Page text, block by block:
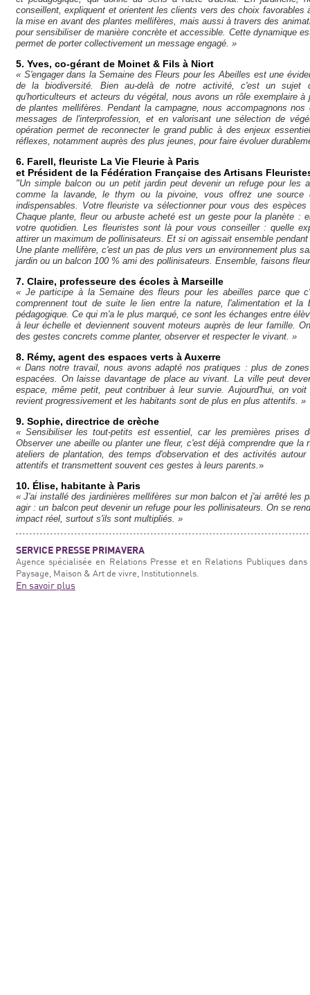
conseillent, expliquent et orientent les clients vers des choix
la mise en avant des plantes mellifères, mais aussi à travers des
pour sensibiliser de manière concrète et accessible. Cette dynamique
permet de porter collectivement un message engagé. »
5. Yves, co-gérant de Moinet & Fils à Niort
« S'engager dans la Semaine des Fleurs pour les Abeilles est une
de la biodiversité. Bien au-delà de notre activité, c'est un sujet
qu'horticulteurs et acteurs du végétal, nous avons un rôle exemplaire
de plantes mellifères. Pendant la campagne, nous accompagnons
messages de l'interprofession, et en valorisant une sélection de
opération permet de reconnecter le grand public à des enjeux
réflexes, notamment auprès des plus jeunes, pour faire évoluer
6. Farell, fleuriste La Vie Fleurie à Paris
et Président de la Fédération Française des Artisans
"Un simple balcon ou un petit jardin peut devenir un refuge pour les
comme la lavande, le thym ou la pivoine, vous offrez une source
indispensables. Votre fleuriste va sélectionner pour vous des
Chaque plante, fleur ou arbuste acheté est un geste pour la planète :
votre quotidien. Les fleuristes sont là pour vous conseiller : quelle
attirer un maximum de pollinisateurs. Et si on agissait ensemble
Une plante mellifère, c'est un pas de plus vers un environnement plus
jardin ou un balcon 100 % ami des pollinisateurs. Ensemble, faisons
7. Claire, professeure des écoles à Marseille
« Je participe à la Semaine des fleurs pour les abeilles parce que
comprennent tout de suite le lien entre la nature, l'alimentation et la
pédagogique. Ce qui m'a le plus marqué, ce sont les échanges entre
à leur échelle et deviennent souvent moteurs auprès de leur famille.
des gestes concrets comme planter, observer et respecter le vivant. »
8. Rémy, agent des espaces verts à Auxerre
« Dans notre travail, nous avons adapté nos pratiques : plus de
espacées. On laisse davantage de place au vivant. La ville peut
espace, même petit, peut contribuer à leur survie. Aujourd'hui, on
revient progressivement et les habitants sont de plus en plus attentifs. »
9. Sophie, directrice de crèche
« Sensibiliser les tout-petits est essentiel, car les premières prises
Observer une abeille ou planter une fleur, c'est déjà comprendre que
ateliers de plantation, des temps d'observation et des activités
attentifs et transmettent souvent ces gestes à leurs parents. »
10. Élise, habitante à Paris
« J'ai installé des jardinières mellifères sur mon balcon et j'ai arrêté les
agir : un balcon peut devenir un refuge pour les pollinisateurs. On se
impact réel, surtout s'ils sont multipliés. »
SERVICE PRESSE PRIMAVERA
Agence spécialisée en Relations Presse et en Relations Publiques
Paysage, Maison & Art de vivre, Institutionnels.
En savoir plus